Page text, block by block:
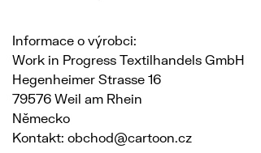
Informace o výrobci:
Work in Progress Textilhandels GmbH
Hegenheimer Strasse 16
79576 Weil am Rhein
Německo
Kontakt: obchod@cartoon.cz